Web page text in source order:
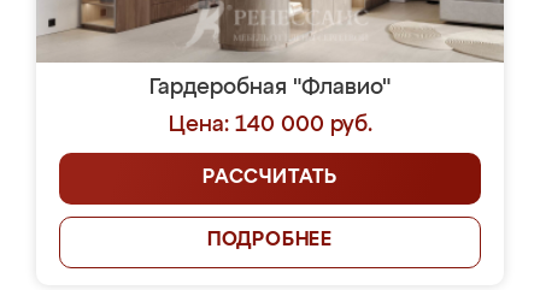
Гардеробная "Флавио"
Цена: 140 000 руб.
РАССЧИТАТЬ
ПОДРОБНЕЕ